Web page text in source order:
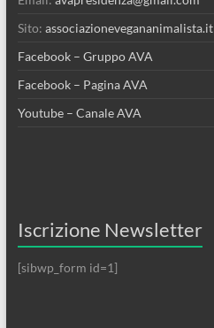
Sito: associazionevegananimalista.it
Facebook – Gruppo AVA
Facebook – Pagina AVA
Youtube – Canale AVA
Iscrizione Newsletter
[sibwp_form id=1]